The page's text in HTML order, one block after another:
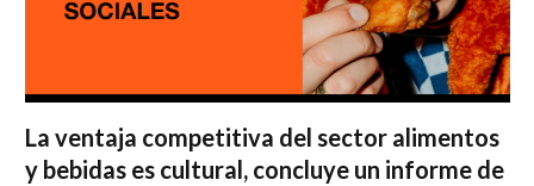
La ventaja competitiva del sector alimentos
y bebidas es cultural, concluye un informe de